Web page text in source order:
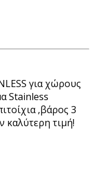
για χώρους
Stainless
,βάρος 3
καλύτερη τιμή!